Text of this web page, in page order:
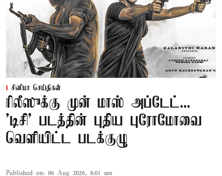
சினிமா செய்திகள்
ரிலீஸுக்கு முன் மாஸ் அப்டேட்...
'டிசி' படத்தின் புதிய புரோமோவை
வெளியிட்ட படக்குழு
Published on: 06 Aug 2026, 8:01 am